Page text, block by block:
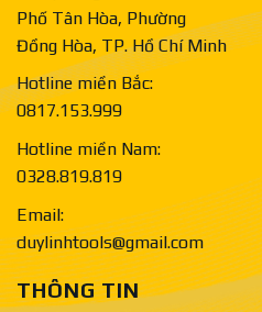
Phố Tân Hòa, Phường
Đồng Hòa, TP. Hồ Chí Minh
Hotline miền Bắc:
0817.153.999
Hotline miền Nam:
0328.819.819
Email:
duylinhtools@gmail.com
THÔNG TIN